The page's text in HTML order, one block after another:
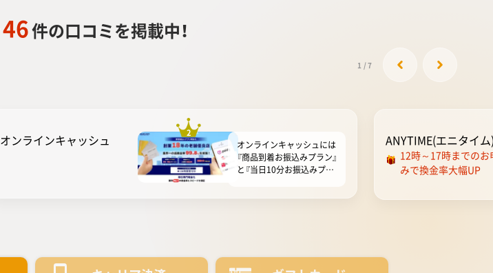
46件の口コミを掲載中！
1 /7
オンラインキャッシュ 2
オンラインキャッシュには
『商品到着お振込みプラン』
と『当日10分お振込みプラ
最短10分で振込まれるの
で、即日現金化も叶います。
ANYTIME(エニタイ
12時～17時までのお
みで換金率大幅UP